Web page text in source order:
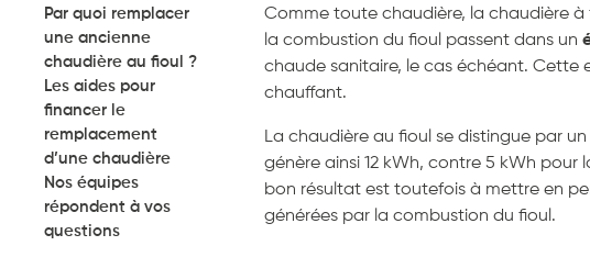
Par quoi remplacer
une ancienne
chaudière au fioul ?
Les aides pour
financer le
remplacement
d’une chaudière
Nos équipes
répondent à vos
questions
Comme toute chaudière, la chaudière à
la combustion du fioul passent dans un
chaude sanitaire, le cas échéant. Cette
chauffant.
La chaudière au fioul se distingue par un
génère ainsi 12 kWh, contre 5 kWh
bon résultat est toutefois à mettre en
générées par la combustion du fioul.